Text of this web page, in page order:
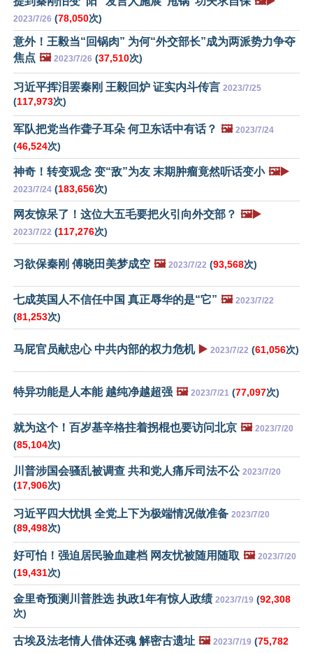
2023/7/26 (78,050次)
意外！王毅当“回锅肉” 为何“外交部长”成为两派势力争夺
焦点 🖼️ 2023/7/26 (37,510次)
习近平挥泪罢秦刚 王毅回炉 证实内斗传言 2023/7/25
(117,973次)
军队把党当作聋子耳朵 何卫东话中有话？ 🖼️ 2023/7/24
(46,524次)
神奇！转变观念 变“敌”为友 末期肿瘤竟然听话变小 🖼️▶️
2023/7/24 (183,656次)
网友惊呆了！这位大五毛要把火引向外交部？ 🖼️▶️
2023/7/22 (117,276次)
习欲保秦刚 傅晓田美梦成空 🖼️ 2023/7/22 (93,568次)
七成英国人不信任中国 真正辱华的是“它” 🖼️ 2023/7/22
(81,253次)
马屁官员献忠心 中共内部的权力危机 ▶️ 2023/7/22 (61,056次)
特异功能是人本能 越纯净越超强 🖼️ 2023/7/21 (77,097次)
就为这个！百岁基辛格拄着拐棍也要访问北京 🖼️ 2023/7/20
(85,104次)
川普涉国会骚乱被调查 共和党人痛斥司法不公 2023/7/20
(17,906次)
习近平四大忧惧 全党上下为极端情况做准备 2023/7/20
(89,498次)
好可怕！强迫居民验血建档 网友忧被随用随取 🖼️ 2023/7/20
(19,431次)
金里奇预测川普胜选 执政1年有惊人政绩 2023/7/19 (92,308
次)
古埃及法老情人借体还魂 解密古遗址 🖼️ 2023/7/19 (75,782